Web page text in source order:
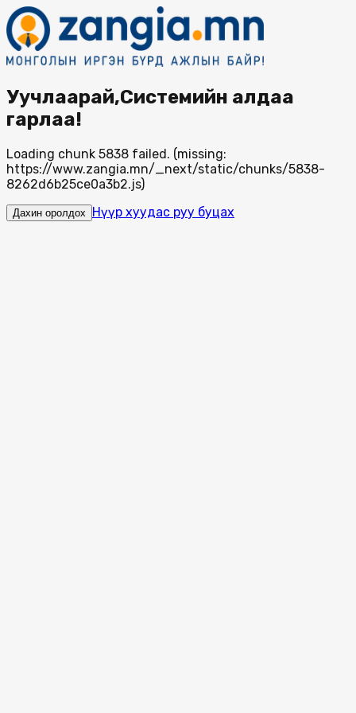
Уучлаарай,Системийн алдаа
гарлаа!
Loading chunk 5838 failed. (missing:
https://www.zangia.mn/_next/static/chunks/5838-
8262d6b25ce0a3b2.js)
Дахин оролдох Нүүр хуудас руу буцах